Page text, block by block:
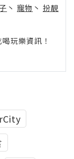
丶 寵物 丶 扮靚
玩樂資訊！